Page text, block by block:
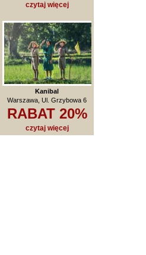
czytaj więcej
Kanibal
Warszawa, Ul. Grzybowa 6
RABAT 20%
czytaj więcej